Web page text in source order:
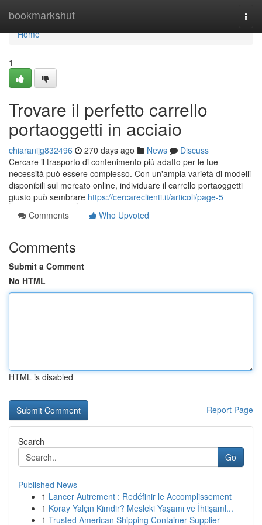
bookmarkshut
Home
Home
1
Trovare il perfetto carrello
portaoggetti in acciaio
chiaranijg832496 270 days ago News
Discuss
Cercare il trasporto di contenimento più adatto per le tue
necessità può essere complesso. Con un'ampia varietà di modelli
disponibili sul mercato online, individuare il carrello portaoggetti
giusto può sembrare https://cercareclienti.it/articoli/page-5
Comments
Who Upvoted
Comments
Submit a Comment
No HTML
HTML is disabled
Report Page
Search
Go
Published News
1 Lancer Autrement : Redéfinir le Accomplissement
1 Koray Yalçın Kimdir? Mesleki Yaşamı ve İhtişaml...
1 Trusted American Shipping Container Supplier